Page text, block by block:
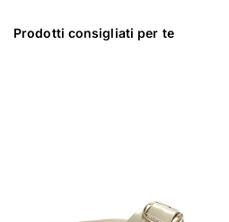
Prodotti consigliati per te